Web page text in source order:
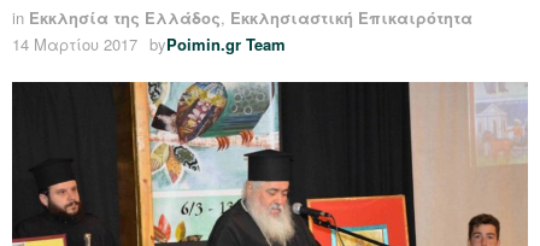
in Εκκλησία της Ελλάδος, Εκκλησιαστική Επικαιρότητα
14 Μαρτίου 2017 byPoimin.gr Team